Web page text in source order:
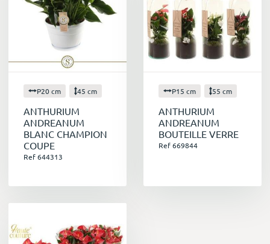
P20 cm 45 cm
ANTHURIUM
ANDREANUM
BLANC CHAMPION
COUPE
Ref 644313
P15 cm 55 cm
ANTHURIUM
ANDREANUM
BOUTEILLE VERRE
Ref 669844